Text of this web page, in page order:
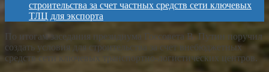
строительства за счет частных средств сети ключевых
ТЛЦ для экспорта
По итогам заседания президиума Госсовета В. Путин поручил
создать условия для строительства за счет внебюджетных
средств сети ключевых транспортно-логистических центров.